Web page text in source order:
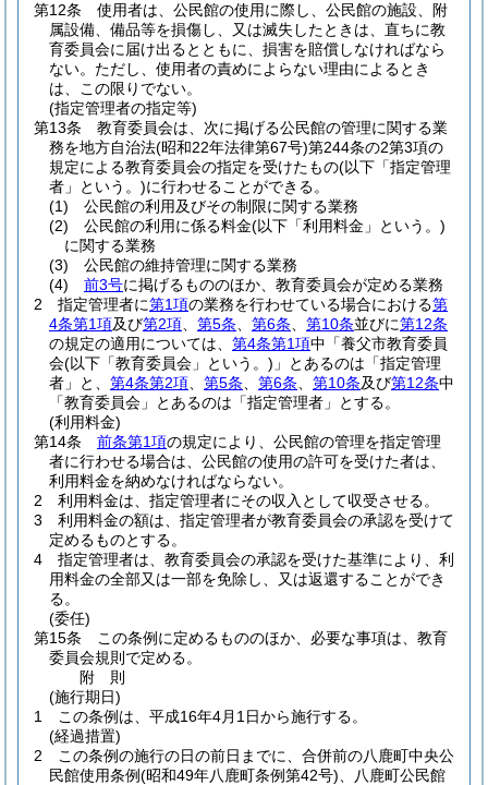
第12条
使用者は、公民館の使用に際し、公民館の施設、附
属設備、備品等を損傷し、又は滅失したときは、直ちに教
育委員会に届け出るとともに、損害を賠償しなければなら
ない。 ただし、使用者の責めによらない理由によるとき
は、この限りでない。
(指定管理者の指定等)
第13条
教育委員会は、次に掲げる公民館の管理に関する業
務を地方自治法(昭和22年法律第67号)第244条の2第3項の
規定による教育委員会の指定を受けたもの(以下「指定管理
者」という。)に行わせることができる。
(1)
公民館の利用及びその制限に関する業務
(2)
公民館の利用に係る料金(以下「利用料金」という。)
に関する業務
(3)
公民館の維持管理に関する業務
(4)
前3号に掲げるもののほか、教育委員会が定める業務
2
指定管理者に第1項の業務を行わせている場合における第
4条第1項及び第2項 第5条 第6条 第10条並びに第12条
の規定の適用については、 第4条第1項中「養父市教育委員
会(以下「教育委員会」という。) 」とあるのは「指定管理
者」と、 第4条第2項 第5条 第6条 第10条及び第12条中
「教育委員会」とあるのは「指定管理者」とする。
(利用料金)
第14条
前条第1項の規定により、公民館の管理を指定管理
者に行わせる場合は、公民館の使用の許可を受けた者は、
利用料金を納めなければならない。
2
利用料金は、指定管理者にその収入として収受させる。
3
利用料金の額は、指定管理者が教育委員会の承認を受けて
定めるものとする。
4
指定管理者は、教育委員会の承認を受けた基準により、利
用料金の全部又は一部を免除し、又は返還することができ
る。
(委任)
第15条
この条例に定めるもののほか、必要な事項は、教育
委員会規則で定める。
附 則
(施行期日)
1
この条例は、平成16年4月1日から施行する。
(経過措置)
2
この条例の施行の日の前日までに、合併前の八鹿町中央公
民館使用条例(昭和49年八鹿町条例第42号) 、八鹿町公民館